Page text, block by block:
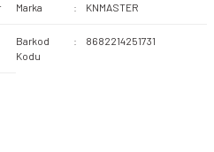
Marka KNMASTER
Barkod
Kodu
8682214251731